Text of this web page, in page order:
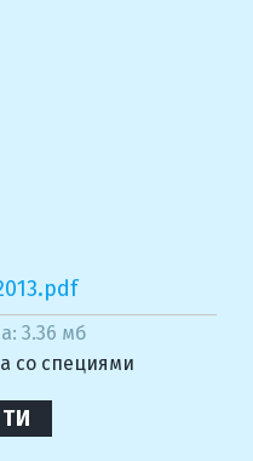
3.36 мб
со специями